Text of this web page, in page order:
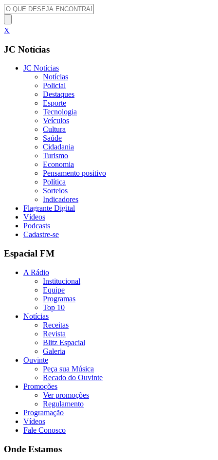
X
JC Notícias
JC Notícias
Notícias
Policial
Destaques
Esporte
Tecnologia
Veículos
Cultura
Saúde
Cidadania
Turismo
Economia
Pensamento positivo
Política
Sorteios
Indicadores
Flagrante Digital
Vídeos
Podcasts
Cadastre-se
Espacial FM
A Rádio
Institucional
Equipe
Programas
Top 10
Notícias
Receitas
Revista
Blitz Espacial
Galeria
Ouvinte
Peça sua Música
Recado do Ouvinte
Promoções
Ver promoções
Regulamento
Programação
Vídeos
Fale Conosco
Onde Estamos